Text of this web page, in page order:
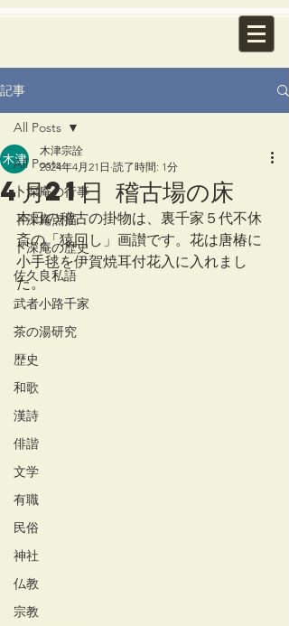
記事
All Posts
卜深庵の行事
卜深庵点描
卜深庵の歴史
佐久良私語
武者小路千家
茶の湯研究
歴史
和歌
漢詩
俳諧
文学
有職
民俗
神社
仏教
宗教
All Posts
4月21日 稽古場の床
木津宗詮
2024年4月21日 読了時間: 1分
本日の稽古の掛物は、裏千家５代不休
斎の「猿回し」画讃です。花は唐椿に
小手毬を伊賀焼耳付花入に入れまし
た。